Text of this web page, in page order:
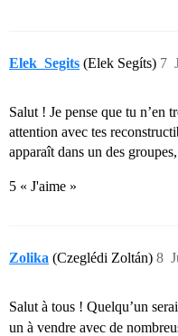
Elek_Segits (Elek Segíts) 7
Salut ! Je pense que tu n’en
attention avec tes
apparaît dans un des
5 « J'aime »
Zolika (Czeglédi Zoltán) 8
Salut à tous ! Quelqu’un
un à vendre avec de